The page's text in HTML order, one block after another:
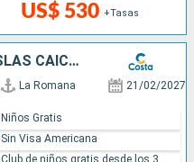
US$ 530 +Tasas
REP. DOMINICANA, TURKS E ISLAS CAICOS
La Romana 21/02/2027
Niños Gratis
Sin Visa Americana
Club de niños gratis desde los 3